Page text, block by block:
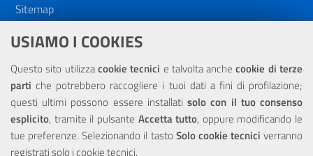
USIAMO I COOKIES
Questo sito utilizzacookie tecnici e talvolta anchecookie di terze
parti che potrebbero raccogliere i tuoi dati a fini di profilazione;
questi ultimi possono essere installatisolo con il tuo consenso
esplicito, tramite il pulsante Accetta tutto, oppure modificando le
tue preferenze. Selezionando il tasto Solo cookie tecnici verranno
registrati solo i cookie tecnici.
Sitemap
Dichiarazione di accessibilità
NOTE LEGALI
Privacy